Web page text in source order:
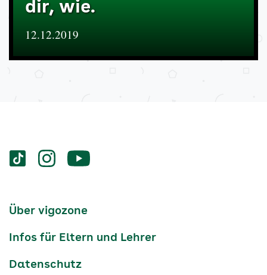
dir, wie.
12.12.2019
Services
Social-
vigozone.de
vigozone.devigozone.de
Services-
Über vigozone
Infos für Eltern und Lehrer
Datenschutz